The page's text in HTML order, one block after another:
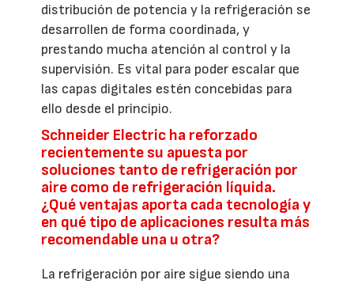
distribución de potencia y la refrigeración se
desarrollen de forma coordinada, y
prestando mucha atención al control y la
supervisión. Es vital para poder escalar que
las capas digitales estén concebidas para
ello desde el principio.
Schneider Electric ha reforzado
recientemente su apuesta por
soluciones tanto de refrigeración por
aire como de refrigeración líquida.
¿Qué ventajas aporta cada tecnología y
en qué tipo de aplicaciones resulta más
recomendable una u otra?
La refrigeración por aire sigue siendo una